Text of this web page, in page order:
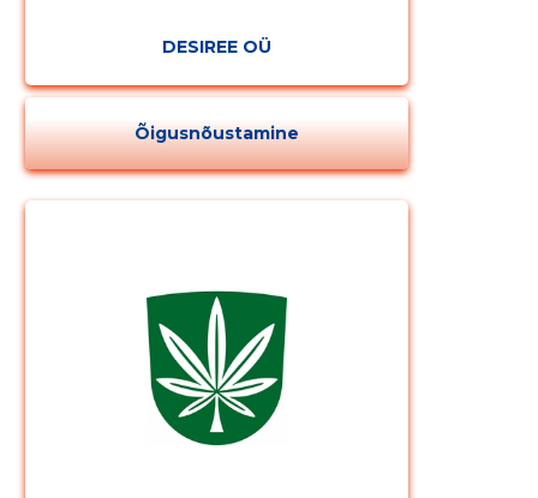
DESIREE OÜ
Õigusnõustamine